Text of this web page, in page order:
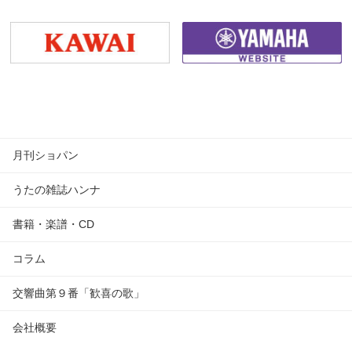
月刊ショパン
うたの雑誌ハンナ
書籍・楽譜・CD
コラム
交響曲第９番「歓喜の歌」
会社概要